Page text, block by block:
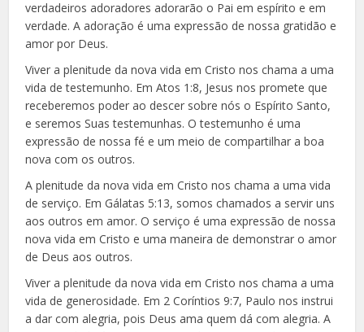
verdadeiros adoradores adorarão o Pai em espírito e em
verdade. A adoração é uma expressão de nossa gratidão e
amor por Deus.
Viver a plenitude da nova vida em Cristo nos chama a uma
vida de testemunho. Em Atos 1:8, Jesus nos promete que
receberemos poder ao descer sobre nós o Espírito Santo,
e seremos Suas testemunhas. O testemunho é uma
expressão de nossa fé e um meio de compartilhar a boa
nova com os outros.
A plenitude da nova vida em Cristo nos chama a uma vida
de serviço. Em Gálatas 5:13, somos chamados a servir uns
aos outros em amor. O serviço é uma expressão de nossa
nova vida em Cristo e uma maneira de demonstrar o amor
de Deus aos outros.
Viver a plenitude da nova vida em Cristo nos chama a uma
vida de generosidade. Em 2 Coríntios 9:7, Paulo nos instrui
a dar com alegria, pois Deus ama quem dá com alegria. A